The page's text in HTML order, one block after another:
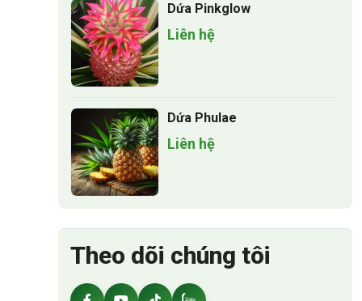
Dứa Pinkglow
Liên hệ
Dứa Phulae
Liên hệ
Theo dõi chúng tôi